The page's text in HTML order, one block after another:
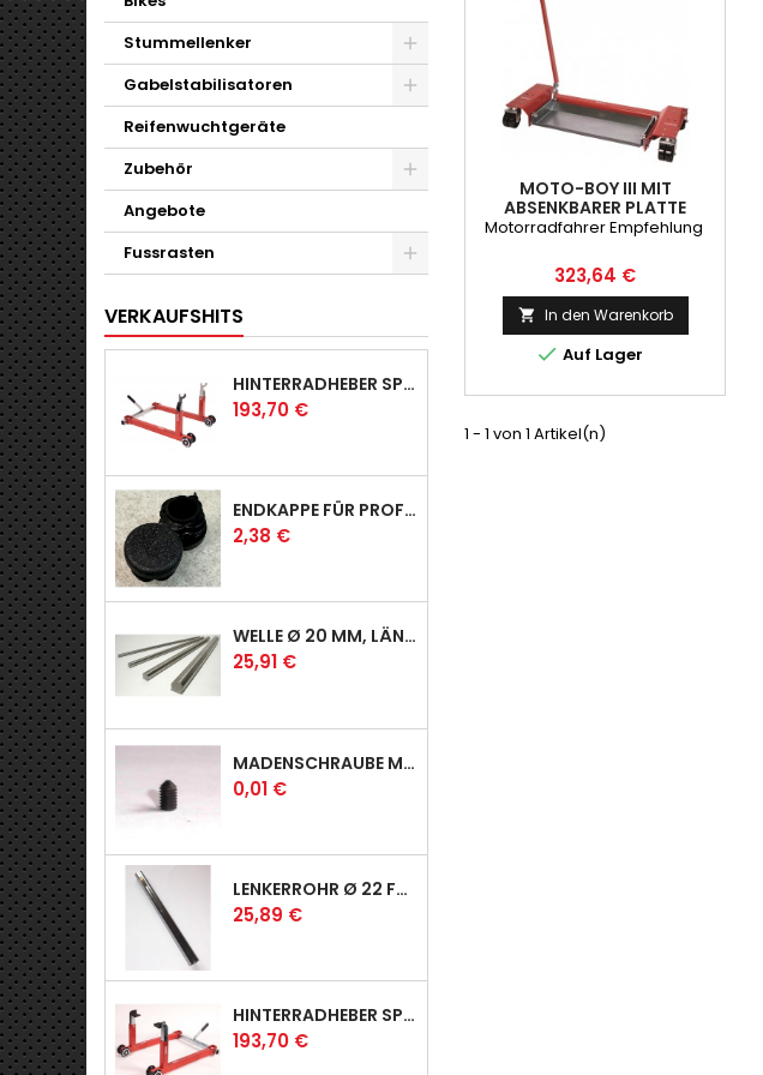
Stummellenker
Gabelstabilisatoren
Reifenwuchtgeräte
Zubehör
Angebote
Fussrasten
VERKAUFSHITS
HINTERRADHEBER SPORT MIT KLAUEN-AUFNAHMEN
Preis
193,70 €
ENDKAPPE FÜR PROFI & RACER
Preis
2,38 €
WELLE Ø 20 MM, LÄNGE 390 MM
Preis
25,91 €
MADENSCHRAUBE MIT SPITZE
Preis
0,01 €
LENKERROHR Ø 22 FÜR PROFI & RACER
Preis
25,89 €
HINTERRADHEBER SPORT MIT UNIVERSAL-AUFNAHMEN
Preis
193,70 €
MOTO-BOY III MIT
ABSENKBARER PLATTE
Motorradfahrer Empfehlung
Preis
323,64 €
 In den Warenkorb
 Auf Lager
1 - 1 von 1 Artikel(n)